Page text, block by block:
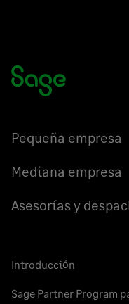
Pequeña empresa
Mediana empresa
Asesorías y
Introducción
Sage Partner Program